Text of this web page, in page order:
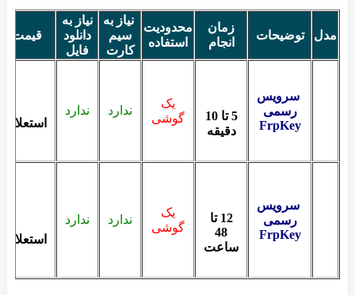
مدل توضیحات
زمان
انجام
محدودیت
استفاده
نیاز به
سیم
کارت
نیاز به
دانلود
فایل
قیمت
سرویس
رسمی
FrpKey
5 تا 10
دقیقه
یک
گوشی
ندارد
ندارد
استعلام
سرویس
رسمی
FrpKey
12 تا
48
ساعت
یک
گوشی
ندارد
ندارد
استعلام